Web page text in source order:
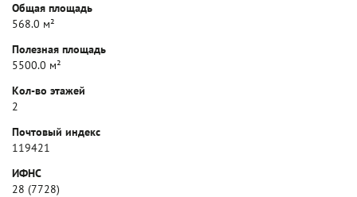
Общая площадь
568.0 м²
Полезная площадь
5500.0 м²
Кол-во этажей
2
Почтовый индекс
119421
ИФНС
28 (7728)